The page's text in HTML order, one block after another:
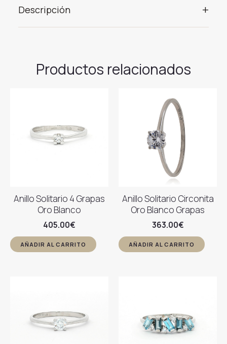
Descripción +
Productos relacionados
Anillo Solitario 4 Grapas
Oro Blanco
405.00€
AÑADIR AL CARRITO
Anillo Solitario Circonita
Oro Blanco Grapas
363.00€
AÑADIR AL CARRITO